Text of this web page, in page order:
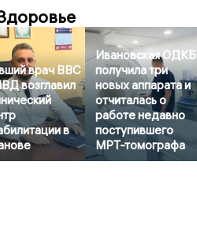
врач ВВС
возглавил
в
Ивановская ОДКБ
получила три
новых аппарата и
отчиталась о
работе недавно
поступившего
МРТ-томографа